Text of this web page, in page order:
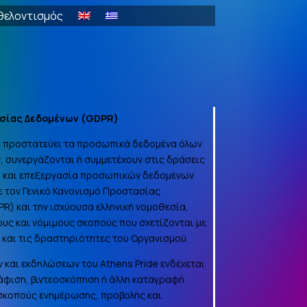
Δεδομένων (GDPR)
τα προσωπικά δεδομένα όλων
ή συμμετέχουν στις δράσεις
και επεξεργασία προσωπικών δεδομένων
Γενικό Κανονισμό Προστασίας
) και την ισχύουσα ελληνική νομοθεσία,
και νόμιμους σκοπούς που σχετίζονται με
και τις δραστηριότητες του Οργανισμού.
εκδηλώσεων του Athens Pride ενδέχεται
βιντεοσκόπηση ή άλλη καταγραφή
ενημέρωσης, προβολής και